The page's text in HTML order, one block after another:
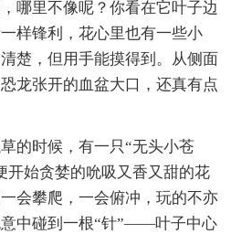
哪里不像呢？你看在它叶子边
样锋利，花心里也有一些小
楚，但用手能摸得到。从侧面
龙张开的血盆大口，还真有点
的时候，有一只“无头小苍
开始贪婪的吮吸又香又甜的花
会攀爬，一会俯冲，玩的不亦
意中碰到一根“针”——叶子中心